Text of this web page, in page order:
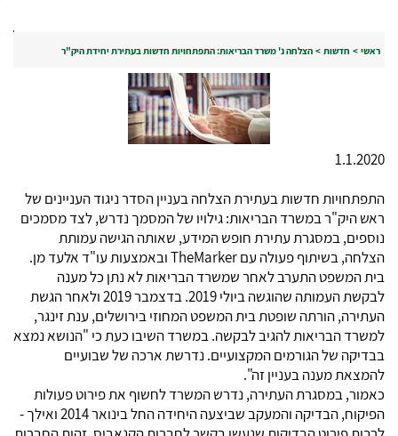
ראשי > חדשות > הצלחה נ' משרד הבריאות: התפתחויות חדשות בעתירת יחידת היק"ר
1.1.2020
התפתחויות חדשות בעתירת הצלחה בעניין הסדר ניגוד העניינים של
ראש היק"ר במשרד הבריאות: גילויו של המסמך נדרש, לצד מסמכים
נוספים, במסגרת עתירת חופש המידע, שאותה הגישה עמותת
הצלחה, בשיתוף פעולה עםTheMarkerובאמצעות עו"ד אלעד מן.
בית המשפט התערב לאחר שמשרד הבריאות לא נתן כל מענה
לבקשת העמותה שהוגשה ביולי 2019. בדצמבר 2019 ולאחר הגשת
העתירה, הורתה שופטת בית המשפט המחוזי בירושלים, ענת זינגר,
למשרד הבריאות להגיב לבקשה. במשרד השיבו כעת כי "הנושא נמצא
בבדיקה של הגורמים המקצועיים. נדרשת ארכה של שבועיים
להמצאת מענה בעניין זה".
כאמור, במסגרת העתירה, נדרש המשרד לחשוף את פירוט פעולות
הפיקוח, הבדיקה והמעקב שביצעה היחידה החל בינואר 2014 ואילך -